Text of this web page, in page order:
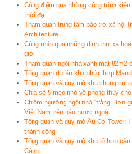
Cùng điểm qua những công trình
thời đại
Tham quan trung tâm bảo trợ xã hội
Architecture
Cùng nhìn qua những dinh thự xa
giới
Tham quan ngôi nhà xanh mát 82m2
Tổng quan dự án khu phức hợp
Tổng quan và quy mô khu chung cư
Chia sẻ 5 mẹo nhỏ về phong thủy
Chiêm ngưỡng ngôi nhà “trắng” đơn
Việt Nam trên báo nước ngoài
Tổng quan và quy mô Âu Cơ Tower:
thành công
Tổng quan và quy mô khu tổ hợp
Cảnh